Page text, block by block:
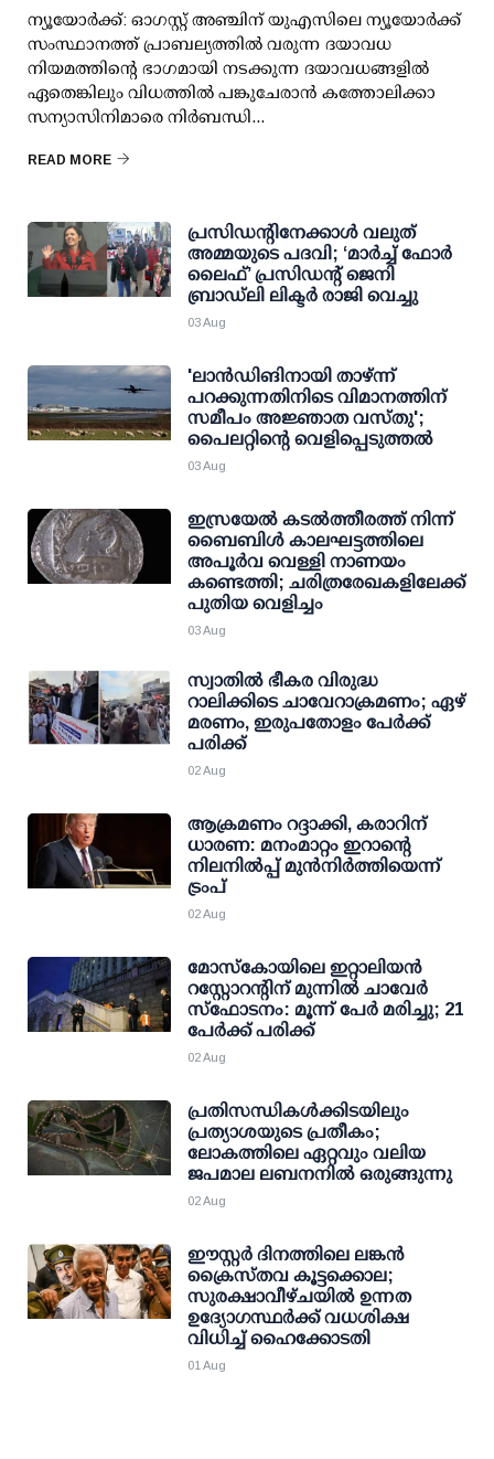
ന്യൂയോർക്ക്: ഓഗസ്റ്റ് അഞ്ചിന് യുഎസിലെ ന്യൂയോർക്ക്
സംസ്ഥാനത്ത് പ്രാബല്യത്തിൽ വരുന്ന ദയാവധ
നിയമത്തിന്റെ ഭാഗമായി നടക്കുന്ന ദയാവധങ്ങളിൽ
ഏതെങ്കിലും വിധത്തിൽ പങ്കുചേരാൻ കത്തോലിക്കാ
സന്യാസിനിമാരെ നിർബന്ധി...
READ MORE
പ്രസിഡന്റിനേക്കാള്‍ വലുത്
അമ്മയുടെ പദവി; ‘മാര്‍ച്ച് ഫോര്‍
ലൈഫ്’ പ്രസിഡന്റ് ജെനി
ബ്രാഡ്ലി ലിക്ടര്‍ രാജി വെച്ചു
03 Aug
'ലാന്‍ഡിങിനായി താഴ്ന്ന്
പറക്കുന്നതിനിടെ വിമാനത്തിന്
സമീപം അജ്ഞാത വസ്തു';
പൈലറ്റിന്റെ വെളിപ്പെടുത്തല്‍
03 Aug
ഇസ്രയേൽ കടൽത്തീരത്ത് നിന്ന്
ബൈബിൾ കാലഘട്ടത്തിലെ
അപൂർവ വെള്ളി നാണയം
കണ്ടെത്തി; ചരിത്രരേഖകളിലേക്ക്
പുതിയ വെളിച്ചം
03 Aug
സ്വാതില്‍ ഭീകര വിരുദ്ധ
റാലിക്കിടെ ചാവേറാക്രമണം; ഏഴ്
മരണം, ഇരുപതോളം പേര്‍ക്ക്
പരിക്ക്
02 Aug
ആക്രമണം റദ്ദാക്കി, കരാറിന്
ധാരണ: മനംമാറ്റം ഇറാന്റെ
നിലനില്‍പ്പ് മുന്‍നിര്‍ത്തിയെന്ന്
ട്രംപ്
02 Aug
മോസ്‌കോയിലെ ഇറ്റാലിയന്‍
റസ്റ്റോറന്റിന് മുന്നില്‍ ചാവേര്‍
സ്‌ഫോടനം: മൂന്ന് പേര്‍ മരിച്ചു; 21
പേര്‍ക്ക് പരിക്ക്
02 Aug
പ്രതിസന്ധികൾക്കിടയിലും
പ്രത്യാശയുടെ പ്രതീകം;
ലോകത്തിലെ ഏറ്റവും വലിയ
ജപമാല ലബനനിൽ ഒരുങ്ങുന്നു
02 Aug
ഈസ്റ്റർ ദിനത്തിലെ ലങ്കൻ
ക്രൈസ്തവ കൂട്ടക്കൊല;
സുരക്ഷാവീഴ്ചയിൽ ഉന്നത
ഉദ്യോഗസ്ഥർക്ക് വധശിക്ഷ
വിധിച്ച് ഹൈക്കോടതി
01 Aug